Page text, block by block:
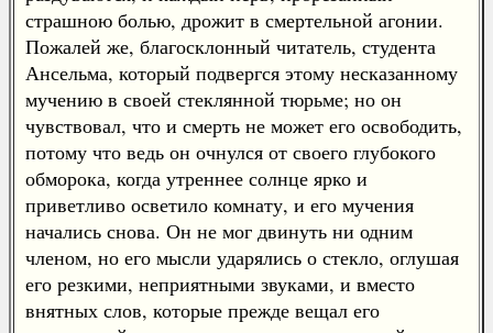
страшною болью, дрожит в смертельной агонии.
Пожалей же, благосклонный читатель, студента
Ансельма, который подвергся этому несказанному
мучению в своей стеклянной тюрьме; но он
чувствовал, что и смерть не может его освободить,
потому что ведь он очнулся от своего глубокого
обморока, когда утреннее солнце ярко и
приветливо осветило комнату, и его мучения
начались снова. Он не мог двинуть ни одним
членом, но его мысли ударялись о стекло, оглушая
его резкими, неприятными звуками, и вместо
внятных слов, которые прежде вещал его